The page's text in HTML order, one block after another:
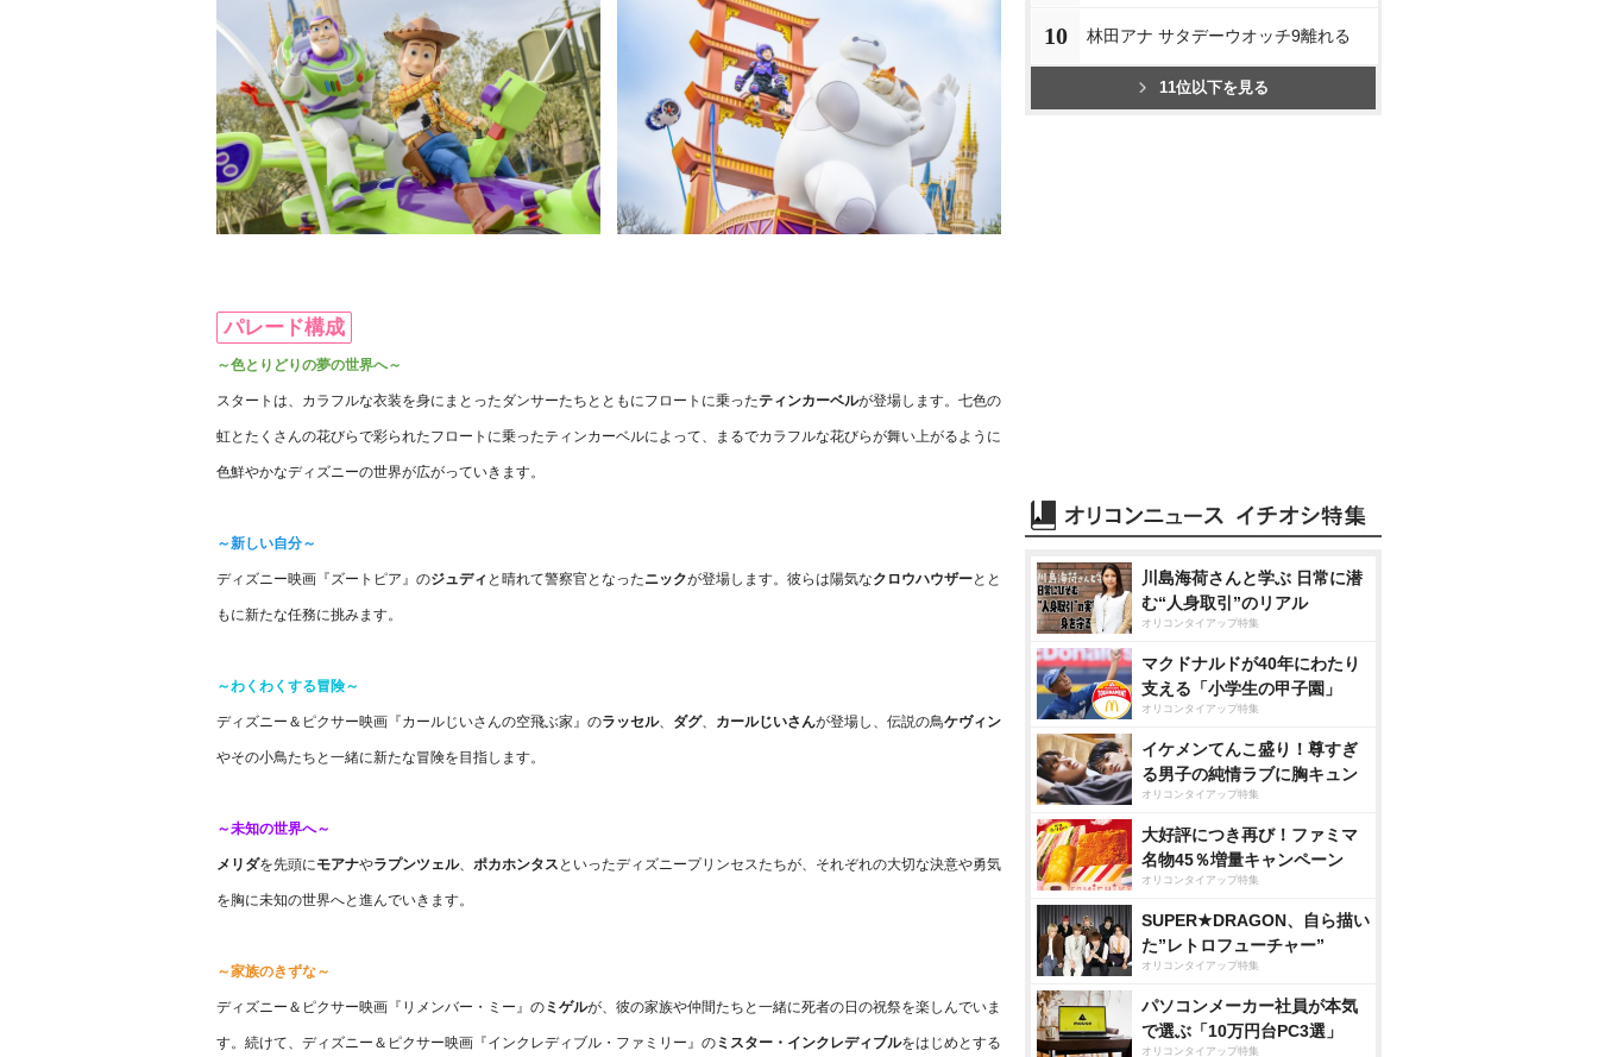
パレード構成
～色とりどりの夢の世界へ～
スタートは、カラフルな衣装を身にまとったダンサーたちとともにフロートに乗ったティンカーベルが登場します。七色の
虹とたくさんの花びらで彩られたフロートに乗ったティンカーベルによって、まるでカラフルな花びらが舞い上がるように
色鮮やかなディズニーの世界が広がっていきます。
～新しい自分～
ディズニー映画『ズートピア』のジュディ と晴れて警察官となったニックが登場します。彼らは陽気なクロウハウザーとと
もに新たな任務に挑みます。
～わくわくする冒険～
ディズニー＆ピクサー映画『カールじいさんの空飛ぶ家』のラッセル、 ダグ、 カールじいさんが登場し、伝説の鳥ケヴィン
その小鳥たちと一緒に新たな冒険を目指します。
～未知の世界へ～
メリダを先頭にモアナ ラプンツェル、 ポカホンタス といったディズニープリンセスたちが、それぞれの大切な決意や勇気
を胸に未知の世界へと進んでいきます。
～家族のきずな～
ディズニー＆ピクサー映画『リメンバー・ミー』の ミゲルが、彼の家族や仲間たちと一緒に死者の日の祝祭を楽しんでいま
す。続けて、ディズニー＆ピクサー映画『インクレディブル・ファミリー』の ミスター・インクレディブルをはじめとする
10 林田アナ サタデーウオッチ9離れる
11位以下を見る
川島海荷さんと学ぶ 日常に潜
む“人身取引”のリアル
オリコンタイアップ特集
マクドナルドが40年にわたり
支える「小学生の甲子園」
オリコンタイアップ特集
イケメンてんこ盛り！尊すぎ
る男子の純情ラブに胸キュン
オリコンタイアップ特集
大好評につき再び！ファミマ
名物45％増量キャンペーン
オリコンタイアップ特集
SUPER★DRAGON、自ら描い
た”レトロフューチャー”
オリコンタイアップ特集
パソコンメーカー社員が本気
で選ぶ「10万円台PC3選」
オリコンタイアップ特集